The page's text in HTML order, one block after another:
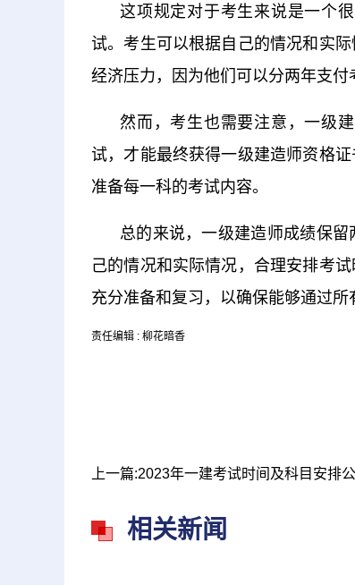
这项规定对于考生来说是一个
试。考生可以根据自己的情况和实
经济压力，因为他们可以分两年支付
然而，考生也需要注意，一级
试，才能最终获得一级建造师资格
准备每一科的考试内容。
总的来说，一级建造师成绩保
己的情况和实际情况，合理安排考
充分准备和复习，以确保能够通过所
责任编辑 : 柳花暗香
上一篇:2023年一建考试时间及科目安排
相关新闻